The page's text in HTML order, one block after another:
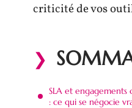
criticité de vos
SLA et engagements
: ce qui se négocie